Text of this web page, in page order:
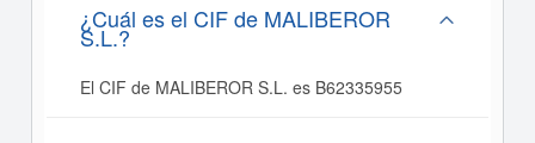
¿Cuál es el CIF de MALIBEROR
S.L.?
El CIF de MALIBEROR S.L. es B62335955